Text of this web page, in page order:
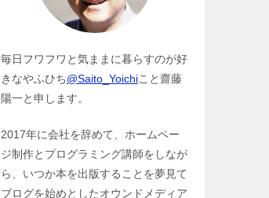
毎日フワフワと気ままに暮らすのが好
きなやふひち@Saito_Yoichiこと齋藤
陽一と申します。
2017年に会社を辞めて、ホームペー
ジ制作とプログラミング講師をしなが
ら、いつか本を出版することを夢見て
ブログを始めとしたオウンドメディア